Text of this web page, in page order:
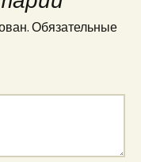
Обязательные